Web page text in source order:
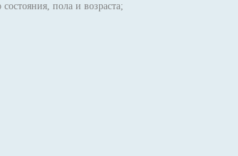
пола и возраста;